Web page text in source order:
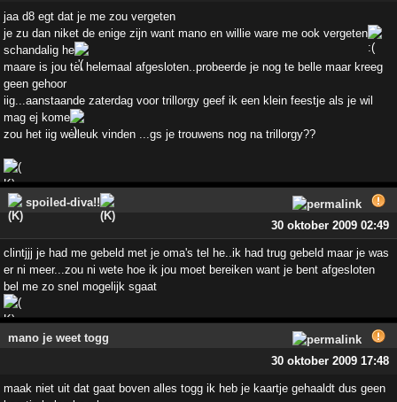
jaa d8 egt dat je me zou vergeten
je zu dan niket de enige zijn want mano en willie ware me ook vergeten
schandalig he
maare is jou tel helemaal afgesloten..probeerde je nog te belle maar kreeg
geen gehoor
iig...aanstaande zaterdag voor trillorgy geef ik een klein feestje als je wil
mag ej kome
zou het iig welleuk vinden ...gs je trouwens nog na trillorgy??
spoiled-diva!!
30 oktober 2009 02:49
clintjjj je had me gebeld met je oma's tel he..ik had trug gebeld maar je was
er ni meer...zou ni wete hoe ik jou moet bereiken want je bent afgesloten
bel me zo snel mogelijk sgaat
mano je weet togg
30 oktober 2009 17:48
maak niet uit dat gaat boven alles togg ik heb je kaartje gehaaldt dus geen